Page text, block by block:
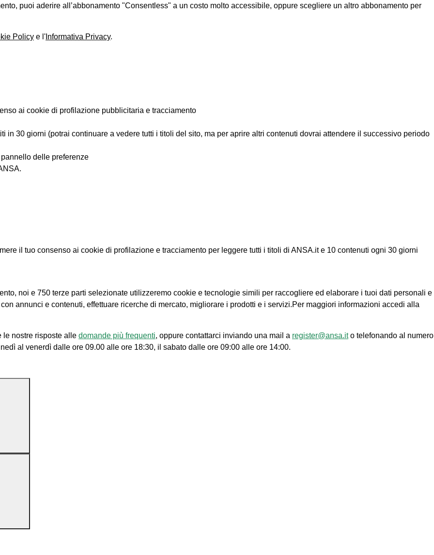
puoi aderire all’abbonamento "Consentless" a un costo molto accessibile, oppure scegliere un altro abbonamento per
Policy e l' Informativa Privacy.
ai cookie di profilazione pubblicitaria e tracciamento
in 30 giorni (potrai continuare a vedere tutti i titoli del sito, ma per aprire altri contenuti dovrai attendere il successivo periodo
delle preferenze
il tuo consenso ai cookie di profilazione e tracciamento per leggere tutti i titoli di ANSA.it e 10 contenuti ogni 30 giorni
noi e 750 terze parti selezionate utilizzeremo cookie e tecnologie simili per raccogliere ed elaborare i tuoi dati personali e
annunci e contenuti, effettuare ricerche di mercato, migliorare i prodotti e i servizi.Per maggiori informazioni accedi alla
le nostre risposte alle domande più frequenti, oppure contattarci inviando una mail a register@ansa.ito telefonando al numero
al venerdì dalle ore 09.00 alle ore 18:30, il sabato dalle ore 09:00 alle ore 14:00.